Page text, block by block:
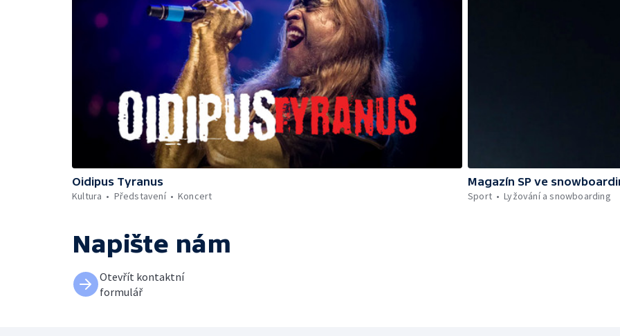
Oidipus Tyranus
Kultura
Představení Koncert
Magazín SP ve
Sport
Lyžování a snowboarding
Napište nám
Otevřít kontaktní
formulář